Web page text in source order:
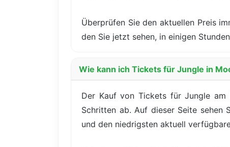
Überprüfen Sie den aktuellen Preis
den Sie jetzt sehen, in einigen
Wie kann ich Tickets für Jungle in
Der Kauf von Tickets für Jungle
Schritten ab. Auf dieser Seite sehen
und den niedrigsten aktuell